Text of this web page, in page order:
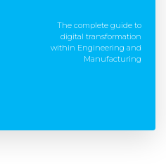
The complete guide to
digital transformation
within Engineering and
Manufacturing